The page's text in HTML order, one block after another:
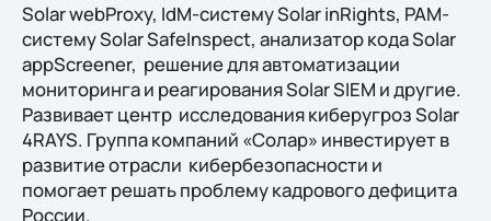
Solar webProxy, IdM-систему Solar inRights, PAM-
систему Solar SafeInspect, анализатор кода Solar
appScreener, решение для автоматизации
мониторинга и реагирования Solar SIEM и другие.
Развивает центр исследования киберугроз Solar
4RAYS. Группа компаний «Солар» инвестирует в
развитие отрасли кибербезопасности и
помогает решать проблему кадрового дефицита
России.